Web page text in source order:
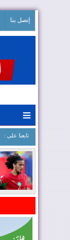
إتصل بنا
≡
: تابعنا على